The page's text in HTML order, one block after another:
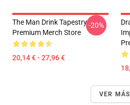
The Man Drink Tapestry
Premium Merch Store
20,14 € - 27,96 €
-20%
VER MÁS